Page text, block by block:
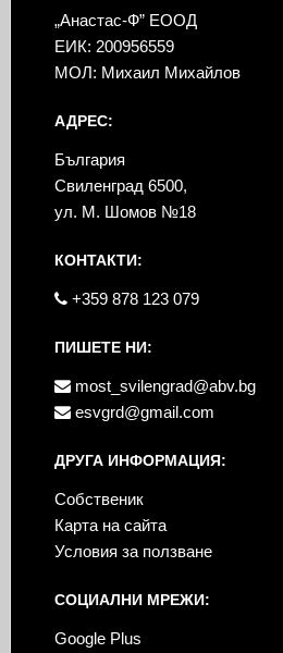
„Анастас-Ф” ЕООД
ЕИК: 200956559
МОЛ: Михаил Михайлов
АДРЕС:
България
Свиленград 6500,
ул. М. Шомов №18
КОНТАКТИ:
+359 878 123 079
ПИШЕТЕ НИ:
most_svilengrad@abv.bg
esvgrd@gmail.com
ДРУГА ИНФОРМАЦИЯ:
Собственик
Карта на сайта
Условия за ползване
СОЦИАЛНИ МРЕЖИ:
Google Plus